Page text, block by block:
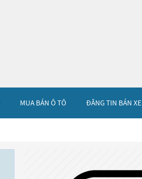
MUA BÁN Ô TÔ ĐĂNG TIN BÁN XE